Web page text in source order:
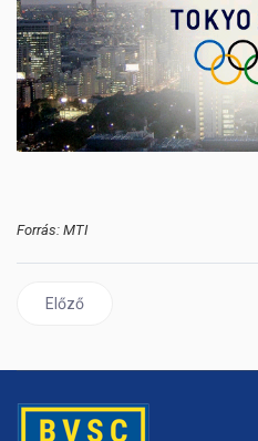
Forrás: MTI
Előző cikk: Elhunyt Sauer László
Előző